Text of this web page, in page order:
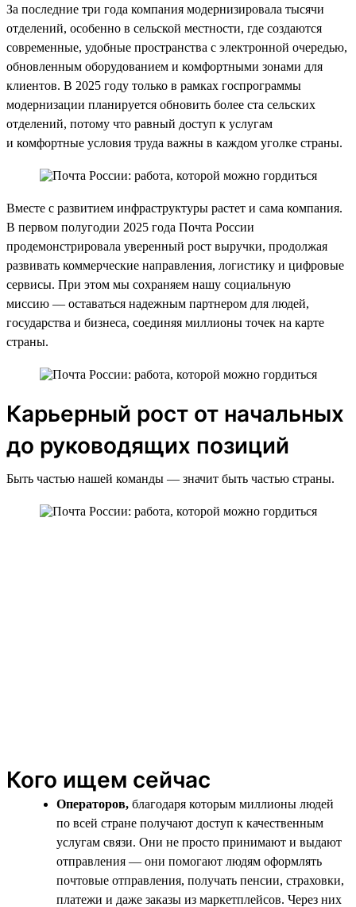
За последние три года компания модернизировала тысячи
отделений, особенно в сельской местности, где создаются
современные, удобные пространства с электронной очередью,
обновленным оборудованием и комфортными зонами для
клиентов. В 2025 году только в рамках госпрограммы
модернизации планируется обновить более ста сельских
отделений, потому что равный доступ к услугам
и комфортные условия труда важны в каждом уголке страны.
Вместе с развитием инфраструктуры растет и сама компания.
В первом полугодии 2025 года Почта России
продемонстрировала уверенный рост выручки, продолжая
развивать коммерческие направления, логистику и цифровые
сервисы. При этом мы сохраняем нашу социальную
миссию — оставаться надежным партнером для людей,
государства и бизнеса, соединяя миллионы точек на карте
страны.
Карьерный рост от начальных
до руководящих позиций
Быть частью нашей команды — значит быть частью страны.
Кого ищем сейчас
Операторов, благодаря которым миллионы людей
по всей стране получают доступ к качественным
услугам связи. Они не просто принимают и выдают
отправления — они помогают людям оформлять
почтовые отправления, получать пенсии, страховки,
платежи и даже заказы из маркетплейсов. Через них